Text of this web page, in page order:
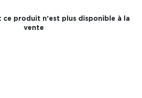
ce produit n'est plus disponible à la
vente